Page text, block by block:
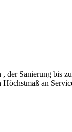
der Sanierung bis
an